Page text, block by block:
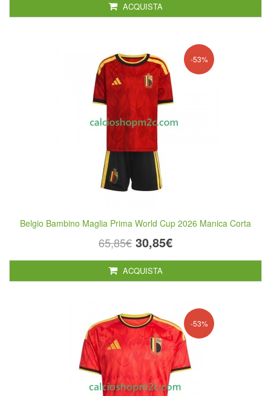
ACQUISTA
-53%
Belgio Bambino Maglia Prima World Cup 2026 Manica Corta
65,85€ 30,85€
ACQUISTA
-53%